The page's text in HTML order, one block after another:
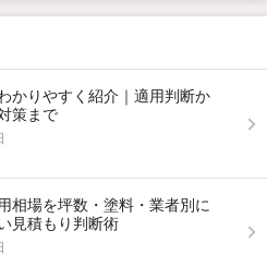
かりやすく紹介｜適用判断か
策まで
相場を坪数・塗料・業者別に
見積もり判断術